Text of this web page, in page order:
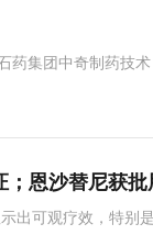
药集团中奇制药技
监督管理局颁发的
恩沙替尼获
出可观疗效，特别